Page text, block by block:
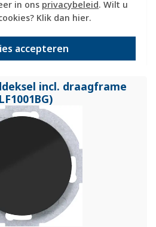
in ons privacybeleid. Wilt u
Klik dan hier.
accepteren
+
-
incl. draagframe